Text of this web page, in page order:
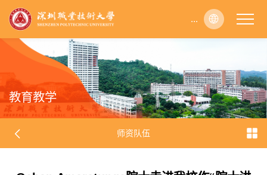
...
...
...
...
...
...
...
...
...
...
...
...
...
...
...
...
...
...
...
...
...
...
...
...
...
...
...
...
...
...
...
...
...
...
...
...
...
...
...
...
...
...
...
...
...
...
...
...
...
...
...
...
...
...
...
...
...
...
...
...
...
...
...
...
...
...
...
...
...
...
...
...
...
...
...
...
...
...
...
...
...
...
...
...
...
...
...
...
...
...
...
...
...
...
...
...
...
...